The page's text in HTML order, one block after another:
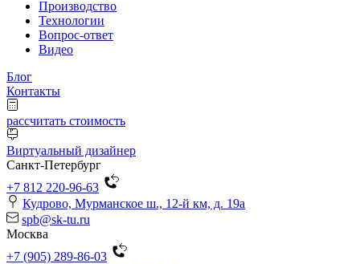
Производство
Технологии
Вопрос-ответ
Видео
Блог
Контакты
рассчитать стоимость
Виртуальный дизайнер
Санкт-Петербург
+7 812 220-96-63
Кудрово, Мурманское ш., 12-й км, д. 19a
spb@sk-tu.ru
Москва
+7 (905) 289-86-03